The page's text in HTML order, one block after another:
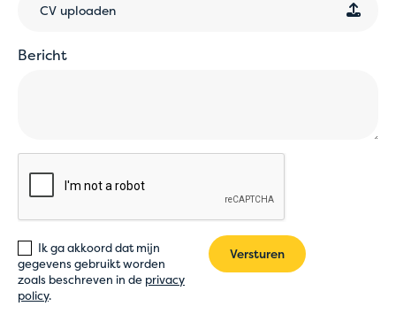
CV uploaden
Bericht
Versturen
Ik ga akkoord dat mijn
gegevens gebruikt worden
zoals beschreven in de privacy
policy.